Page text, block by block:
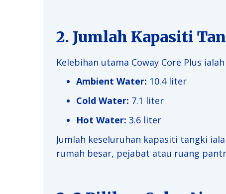
2. Jumlah Kapasiti
Kelebihan utama Coway Core Plus
Ambient Water: 10.4 liter
Cold Water: 7.1 liter
Hot Water: 3.6 liter
Jumlah keseluruhan kapasiti tangki
rumah besar, pejabat atau ruang